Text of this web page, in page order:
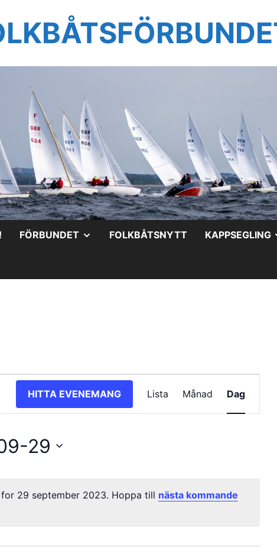
FÖRBUNDET VISAFOLKBÅTSNYTT KAPPSEGLING
29 september 2023. Hoppa till nästa kommande
HITTA EVENEMANG
vynavigering
Lista Månad Dag
29